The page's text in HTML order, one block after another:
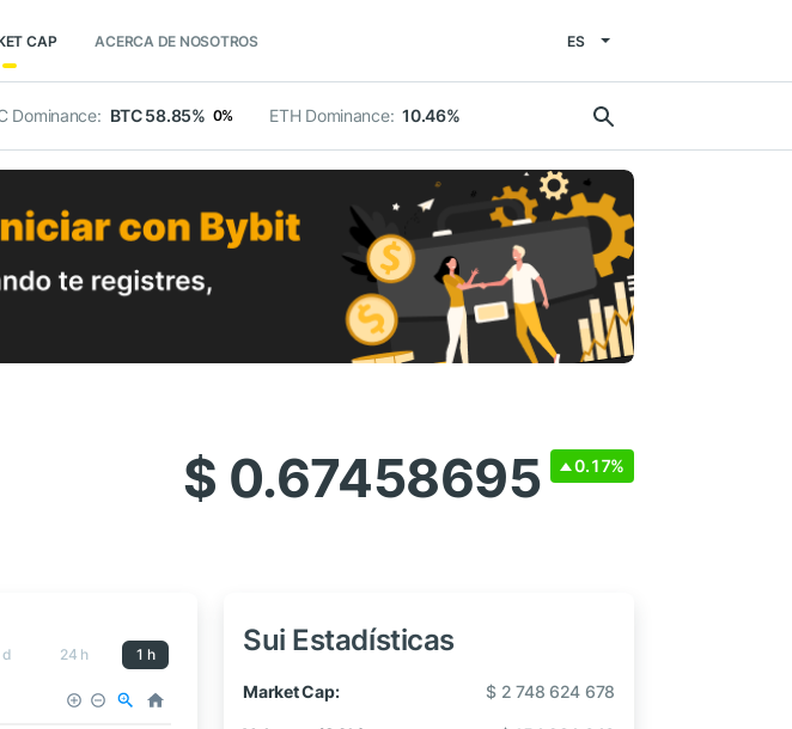
CAP ACERCA DE NOSOTROS ES
Dominance: BTC 58.85% 0% ETH Dominance: 10.46%
$ 0.67458695 0.17%
d 24 h 1 h Sui Estadísticas
Market Cap: $ 2 748 624 678